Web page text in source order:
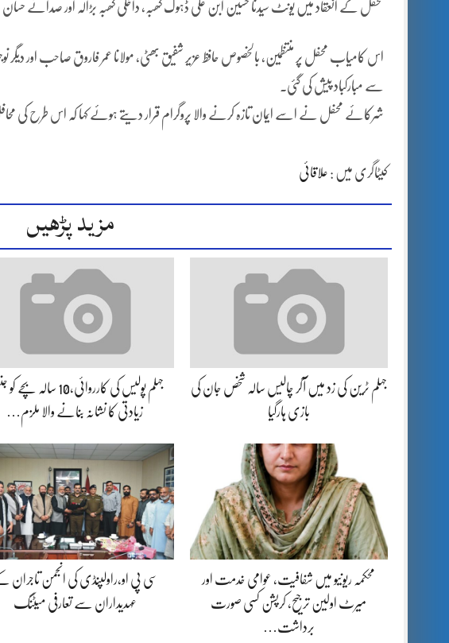
محفل کے انعقاد میں یونٹ سیدنا حسین ابن علی ڈہوک کھبہ، داخلی کھبہ بڑالہ اور صدائے
اس کامیاب محفل پر منتظمین، بالخصوص حافظ عزیر شفیق بھٹی، مولانا عمر فاروق صاحب اور دیگر
سے مبارکباد پیش کی گئی۔
شرکائے محفل نے اسے ایمان تازہ کرنے والا پروگرام قرار دیتے ہوئے کہا کہ اس طرح کی
کیٹاگری میں : علاقائی
مزید پڑھیں
جہلم ٹرین کی زد میں آکر چالیس سالہ شخص جان کی
بازی ہارگیا
جہلم پولیس کی کارروائی،10 سالہ
زیادتی کا نشانہ بنانے والا ملزم…
محکمہ ریونیو میں شفافیت، عوامی خدمت اور
میرٹ اولین ترجیح، کرپشن کسی صورت
برداشت…
سی پی او،راولپنڈی کی انجمن تاجران
عہدیداران سے تعارفی میٹنگ